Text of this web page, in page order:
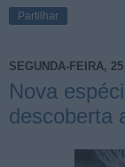
Partilhar
SEGUNDA-FEIRA,
Nova
descoberta